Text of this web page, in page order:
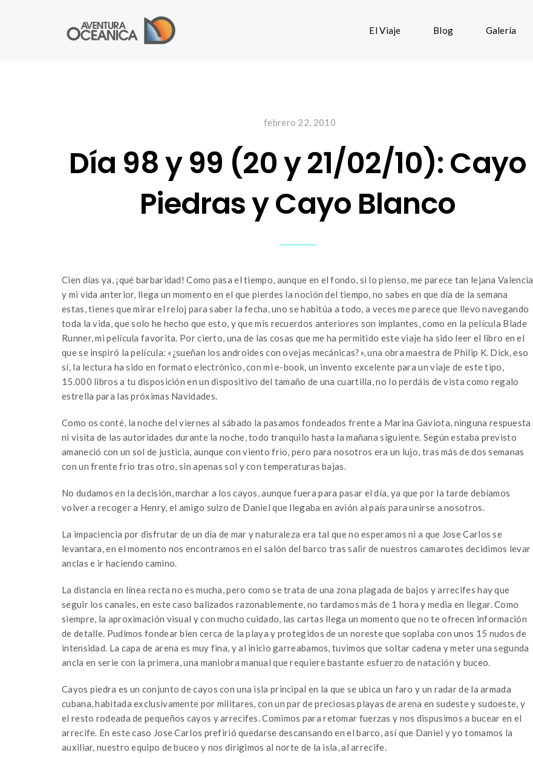
El Viaje Blog Galería
febrero 22, 2010
Día 98 y 99 (20 y 21/02/10): Cayo
Piedras y Cayo Blanco
Cien días ya, ¡qué barbaridad! Como pasa el tiempo, aunque en el fondo, si lo pienso, me parece tan lejana Valencia
y mi vida anterior, llega un momento en el que pierdes la noción del tiempo, no sabes en que día de la semana
estas, tienes que mirar el reloj para saber la fecha, uno se habitúa a todo, a veces me parece que llevo navegando
toda la vida, que solo he hecho que esto, y que mis recuerdos anteriores son implantes, como en la película Blade
Runner, mi película favorita. Por cierto, una de las cosas que me ha permitido este viaje ha sido leer el libro en el
que se inspiró la película: «¿sueñan los androides con ovejas mecánicas?», una obra maestra de Philip K. Dick, eso
sí, la lectura ha sido en formato electrónico, con mi e-book, un invento excelente para un viaje de este tipo,
15.000 libros a tu disposición en un dispositivo del tamaño de una cuartilla, no lo perdáis de vista como regalo
estrella para las próximas Navidades.
Como os conté, la noche del viernes al sábado la pasamos fondeados frente a Marina Gaviota, ninguna respuesta
ni visita de las autoridades durante la noche, todo tranquilo hasta la mañana siguiente. Según estaba previsto
amaneció con un sol de justicia, aunque con viento frio, pero para nosotros era un lujo, tras más de dos semanas
con un frente frio tras otro, sin apenas sol y con temperaturas bajas.
No dudamos en la decisión, marchar a los cayos, aunque fuera para pasar el día, ya que por la tarde debíamos
volver a recoger a Henry, el amigo suizo de Daniel que llegaba en avión al país para unirse a nosotros.
La impaciencia por disfrutar de un día de mar y naturaleza era tal que no esperamos ni a que Jose Carlos se
levantara, en el momento nos encontramos en el salón del barco tras salir de nuestros camarotes decidimos levar
anclas e ir haciendo camino.
La distancia en línea recta no es mucha, pero como se trata de una zona plagada de bajos y arrecifes hay que
seguir los canales, en este caso balizados razonablemente, no tardamos más de 1 hora y media en llegar. Como
siempre, la aproximación visual y con mucho cuidado, las cartas llega un momento que no te ofrecen información
de detalle. Pudimos fondear bien cerca de la playa y protegidos de un noreste que soplaba con unos 15 nudos de
intensidad. La capa de arena es muy fina, y al inicio garreabamos, tuvimos que soltar cadena y meter una segunda
ancla en serie con la primera, una maniobra manual que requiere bastante esfuerzo de natación y buceo.
Cayos piedra es un conjunto de cayos con una isla principal en la que se ubica un faro y un radar de la armada
cubana, habitada exclusivamente por militares, con un par de preciosas playas de arena en sudeste y sudoeste, y
el resto rodeada de pequeños cayos y arrecifes. Comimos para retomar fuerzas y nos dispusimos a bucear en el
arrecife. En este caso Jose Carlos prefirió quedarse descansando en el barco, así que Daniel y yo tomamos la
auxiliar, nuestro equipo de buceo y nos dirigimos al norte de la isla, al arrecife.